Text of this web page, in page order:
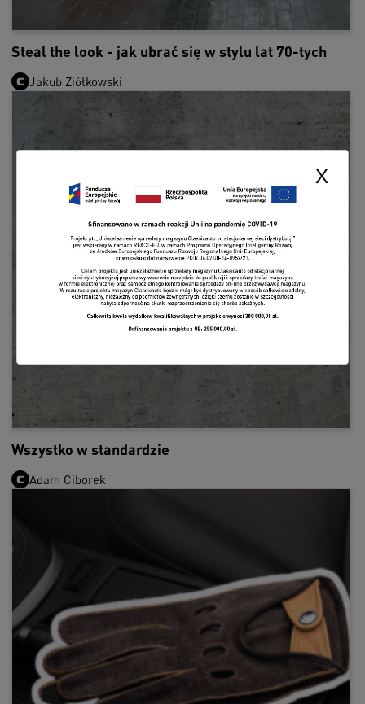
X
Steal the look - jak ubrać się w stylu lat 70-tych
Jakub Ziółkowski
Wszystko w standardzie
Adam Ciborek